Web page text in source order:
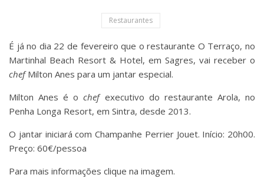
Restaurantes
É já no dia 22 de fevereiro que o restaurante O Terraço, no
Martinhal Beach Resort & Hotel, em Sagres, vai receber o
chefMilton Anes para um jantar especial.
Milton Anes é ochefexecutivo do restaurante Arola, no
Penha Longa Resort, em Sintra, desde 2013.
O jantar iniciará com Champanhe Perrier Jouet. Início: 20h00.
Preço: 60€/pessoa
Para mais informações clique na imagem.